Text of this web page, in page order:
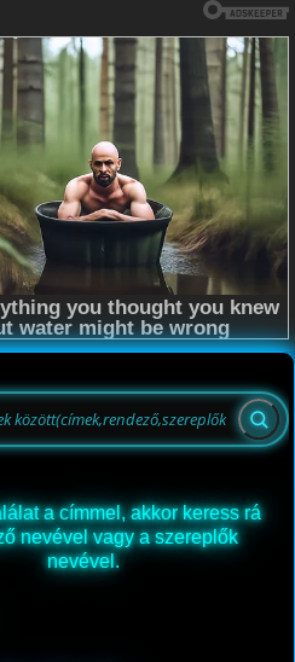
a címmel, akkor keress rá
nevével vagy a szereplők
nevével.